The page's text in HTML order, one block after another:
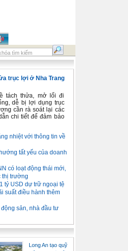
trục lợi ở Nha Trang
tách thửa, mở lối đi
dễ bị lợi dụng trục
cần rà soát lại các
chi tiết để đảm bảo
nhiệt với thông tin về
tất yếu của doanh
có loạt động thái mới,
thị trường
tỷ USD dự trữ ngoại tệ
suất điều hành thêm
sản, nhà đầu tư
Long An tạo quỹ